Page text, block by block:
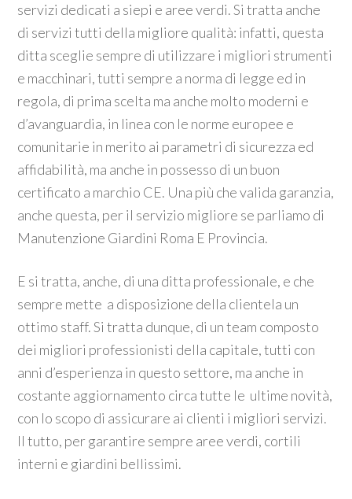
servizi dedicati a siepi e aree verdi. Si tratta anche
di servizi tutti della migliore qualità: infatti, questa
ditta sceglie sempre di utilizzare i migliori strumenti
e macchinari, tutti sempre a norma di legge ed in
regola, di prima scelta ma anche molto moderni e
d’avanguardia, in linea con le norme europee e
comunitarie in merito ai parametri di sicurezza ed
affidabilità, ma anche in possesso di un buon
certificato a marchio CE. Una più che valida garanzia,
anche questa, per il servizio migliore se parliamo di
Manutenzione Giardini Roma E Provincia.
E si tratta, anche, di una ditta professionale, e che
sempre mette a disposizione della clientela un
ottimo staff. Si tratta dunque, di un team composto
dei migliori professionisti della capitale, tutti con
anni d’esperienza in questo settore, ma anche in
costante aggiornamento circa tutte le ultime novità,
con lo scopo di assicurare ai clienti i migliori servizi.
Il tutto, per garantire sempre aree verdi, cortili
interni e giardini bellissimi.